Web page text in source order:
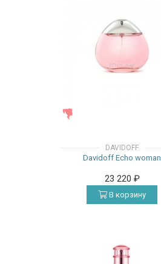
DAVIDOFF
Davidoff Echo woman
23 220 ₽
В корзину